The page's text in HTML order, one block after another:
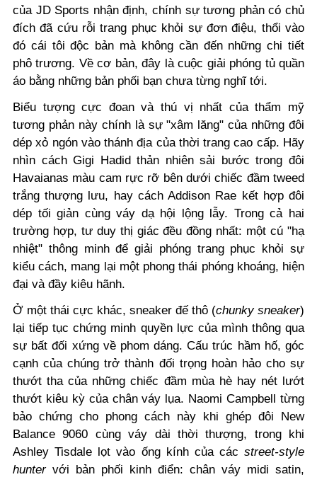
của JD Sports nhận định, chính sự tương phản có chủ
đích đã cứu rỗi trang phục khỏi sự đơn điệu, thổi vào
đó cái tôi độc bản mà không cần đến những chi tiết
phô trương. Về cơ bản, đây là cuộc giải phóng tủ quần
áo bằng những bản phối bạn chưa từng nghĩ tới.
Biểu tượng cực đoan và thú vị nhất của thẩm mỹ
tương phản này chính là sự "xâm lăng" của những đôi
dép xỏ ngón vào thánh địa của thời trang cao cấp. Hãy
nhìn cách Gigi Hadid thản nhiên sải bước trong đôi
Havaianas màu cam rực rỡ bên dưới chiếc đầm tweed
trắng thượng lưu, hay cách Addison Rae kết hợp đôi
dép tối giản cùng váy dạ hội lộng lẫy. Trong cả hai
trường hợp, tư duy thị giác đều đồng nhất: một cú "hạ
nhiệt" thông minh để giải phóng trang phục khỏi sự
kiểu cách, mang lại một phong thái phóng khoáng, hiện
đại và đầy kiêu hãnh.
Ở một thái cực khác, sneaker đế thô (chunky sneaker)
lại tiếp tục chứng minh quyền lực của mình thông qua
sự bất đối xứng về phom dáng. Cấu trúc hầm hố, góc
cạnh của chúng trở thành đối trọng hoàn hảo cho sự
thướt tha của những chiếc đầm mùa hè hay nét lướt
thướt kiêu kỳ của chân váy lụa. Naomi Campbell từng
bảo chứng cho phong cách này khi ghép đôi New
Balance 9060 cùng váy dài thời thượng, trong khi
Ashley Tisdale lọt vào ống kính của các street-style
huntervới bản phối kinh điển: chân váy midi satin,